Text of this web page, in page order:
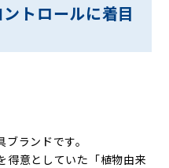
トロールに着目
ランドです。
得意としていた「植物由来